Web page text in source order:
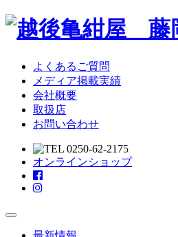
よくあるご質問
メディア掲載実績
会社概要
取扱店
お問い合わせ
オンラインショップ
Toggle
navigation